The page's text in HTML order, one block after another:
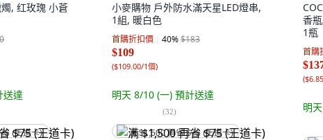
, 红玫瑰 小蒼
送達
(王道卡)
小麥購物 戶外防水滿天星LED燈串,
1組, 暖白色
首購折扣價 40%$183
$109
($109.00/1個)
明天 8/10 (一) 預計送達
(32)
满 $1,500 再省 $75 (王道卡)
香
1瓶
首購
(
明